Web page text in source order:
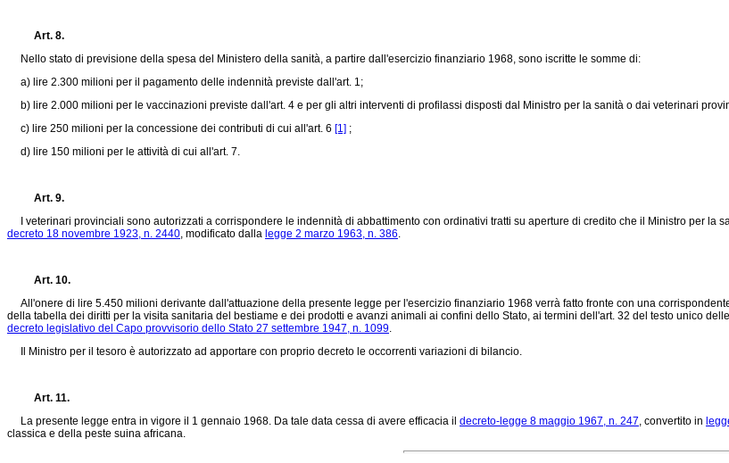
Art. 8.
Nello stato di previsione della spesa del Ministero della sanità, a partire dall'esercizio finanziario 1968, sono iscritte le somme di:
a) lire 2.300 milioni per il pagamento delle indennità previste dall'art. 1;
b) lire 2.000 milioni per le vaccinazioni previste dall'art. 4 e per gli altri interventi di profilassi disposti dal Ministro per la sanità o dai veterinari
c) lire 250 milioni per la concessione dei contributi di cui all'art. 6 [1] ;
d) lire 150 milioni per le attività di cui all'art. 7.
Art. 9.
I veterinari provinciali sono autorizzati a corrispondere le indennità di abbattimento con ordinativi tratti su aperture di credito che il Ministro per la
decreto 18 novembre 1923, n. 2440, modificato dalla legge 2 marzo 1963, n. 386.
Art. 10.
All'onere di lire 5.450 milioni derivante dall'attuazione della presente legge per l'esercizio finanziario 1968 verrà fatto fronte con una
della tabella dei diritti per la visita sanitaria del bestiame e dei prodotti e avanzi animali ai confini dello Stato, ai termini dell'art. 32 del testo unico
decreto legislativo del Capo provvisorio dello Stato 27 settembre 1947, n. 1099.
Il Ministro per il tesoro è autorizzato ad apportare con proprio decreto le occorrenti variazioni di bilancio.
Art. 11.
La presente legge entra in vigore il 1 gennaio 1968. Da tale data cessa di avere efficacia il decreto-legge 8 maggio 1967, n. 247, convertito in
classica e della peste suina africana.